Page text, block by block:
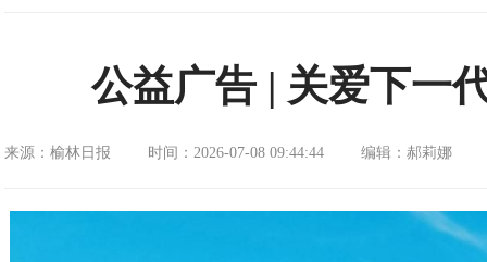
公益广告 | 关爱下一
来源：榆林日报 时间：2026-07-08 09:44:44 编辑：郝莉娜